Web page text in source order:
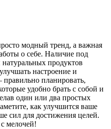
модный тренд, а важная
о себе. Наличие под
продуктов
настроение и
правильно планировать,
удобно брать с собой и
один или два простых
как улучшится ваше
сил для достижения целей.
мелочей!